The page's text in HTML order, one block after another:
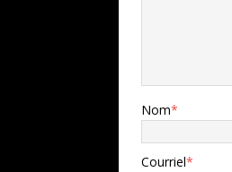
Nom*
Courriel*